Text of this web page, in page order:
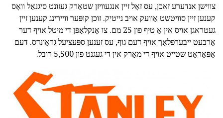
צווישן אנדערע זאכן, עס זאָל זיין אנגעוויזן שטאַרק געזונט סיגנאַל וואָס
קענען זיין סוויטשט אַוועק אויב נייטיק. זוכן קופּער וויירינג קענען זיין
געטראגן אויס אין אַ טיף פון 25 מם. צו אָנקלאַפּן די מיטל אויף דער
אַרבעט ייבערפלאַך אויף דעם גוף, עס זענען ספּעציעל גראָונדס. דעם
אַפּאַראַט שטייט אויף די מאַרק אין די געגנט פון 5,500 רובל.